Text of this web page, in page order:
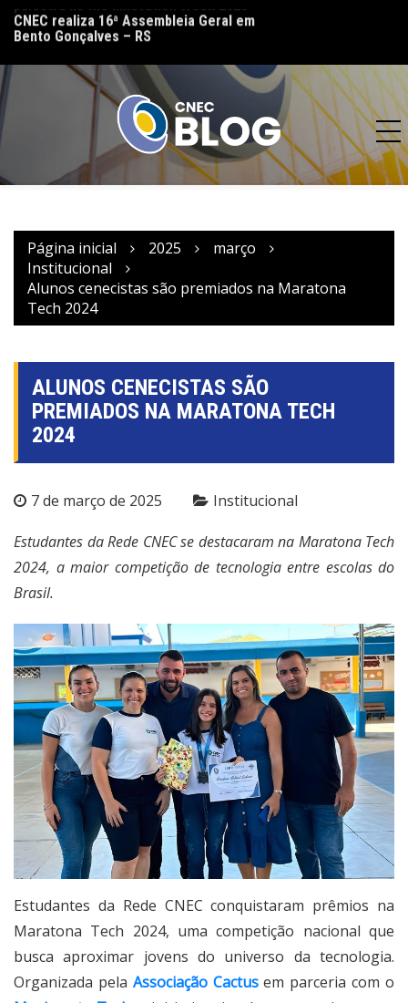
CNEC realiza 16ª Assembleia Geral em
Bento Gonçalves – RS
Página inicial 2025
março
Institucional
Alunos cenecistas são premiados na Maratona
Tech 2024
ALUNOS CENECISTAS SÃO
PREMIADOS NA MARATONA TECH
2024
7 de março de 2025 Institucional
Estudantes da Rede CNEC se destacaram na Maratona Tech
2024, a maior competição de tecnologia entre escolas do
Brasil.
Estudantes da Rede CNEC conquistaram prêmios na
Maratona Tech 2024, uma competição nacional que
busca aproximar jovens do universo da tecnologia.
Organizada pela Associação Cactusem parceria com o